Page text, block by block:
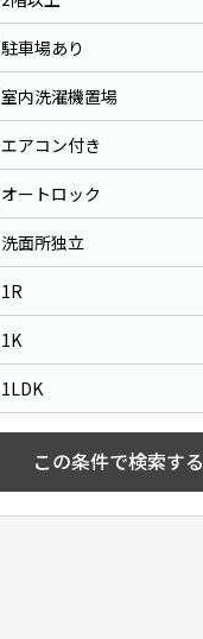
駐車場あり
室内洗濯機置場
エアコン付き
オートロック
洗面所独立
1R
1K
1LDK
この条件で検索する